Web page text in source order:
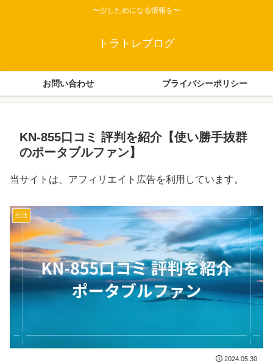
〜少しためになる情報を〜
トラトレブログ
お問い合わせ プライバシーポリシー
KN-855口コミ 評判を紹介【使い勝手抜群
のポータブルファン】
当サイトは、アフィリエイト広告を利用しています。
生活
2024.05.30